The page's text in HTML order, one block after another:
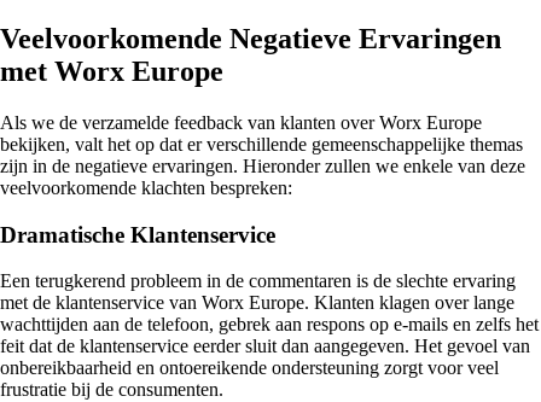
Veelvoorkomende Negatieve Ervaringen
met Worx Europe
Als we de verzamelde feedback van klanten over Worx Europe
bekijken, valt het op dat er verschillende gemeenschappelijke themas
zijn in de negatieve ervaringen. Hieronder zullen we enkele van deze
veelvoorkomende klachten bespreken:
Dramatische Klantenservice
Een terugkerend probleem in de commentaren is de slechte ervaring
met de klantenservice van Worx Europe. Klanten klagen over lange
wachttijden aan de telefoon, gebrek aan respons op e-mails en zelfs het
feit dat de klantenservice eerder sluit dan aangegeven. Het gevoel van
onbereikbaarheid en ontoereikende ondersteuning zorgt voor veel
frustratie bij de consumenten.